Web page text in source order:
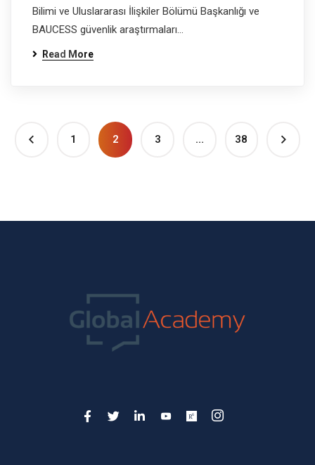
Bilimi ve Uluslararası İlişkiler Bölümü Başkanlığı ve
BAUCESS güvenlik araştırmaları…
Read More
1 2 3 … 38